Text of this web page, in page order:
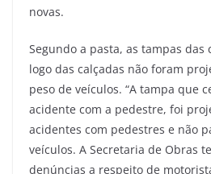
novas.
Segundo a pasta, as tampas das
logo das calçadas não foram
peso de veículos. “A tampa que
acidente com a pedestre, foi
acidentes com pedestres e não
veículos. A Secretaria de Obras
denúncias a respeito de